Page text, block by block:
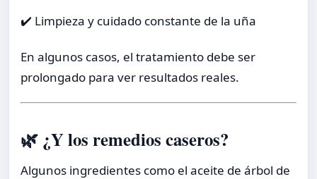
✔️ Limpieza y cuidado constante de la uña
En algunos casos, el tratamiento debe ser
prolongado para ver resultados reales.
🌿 ¿Y los remedios caseros?
Algunos ingredientes como el aceite de árbol de